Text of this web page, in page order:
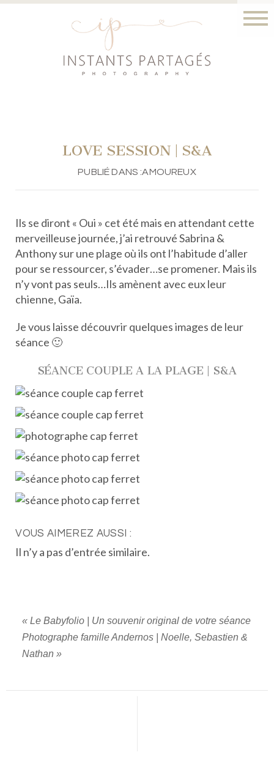
LOVE SESSION | S&A
PUBLIÉ DANS :AMOUREUX
Ils se diront « Oui » cet été mais en attendant cette
merveilleuse journée, j’ai retrouvé Sabrina &
Anthony sur une plage où ils ont l’habitude d’aller
pour se ressourcer, s’évader…se promener. Mais ils
n’y vont pas seuls…Ils amènent avec eux leur
chienne, Gaïa.
Je vous laisse découvrir quelques images de leur
séance 🙂
SÉANCE COUPLE A LA PLAGE | S&A
VOUS AIMEREZ AUSSI :
Il n’y a pas d’entrée similaire.
« Le Babyfolio | Un souvenir original de votre séance
Photographe famille Andernos | Noelle, Sebastien &
Nathan »